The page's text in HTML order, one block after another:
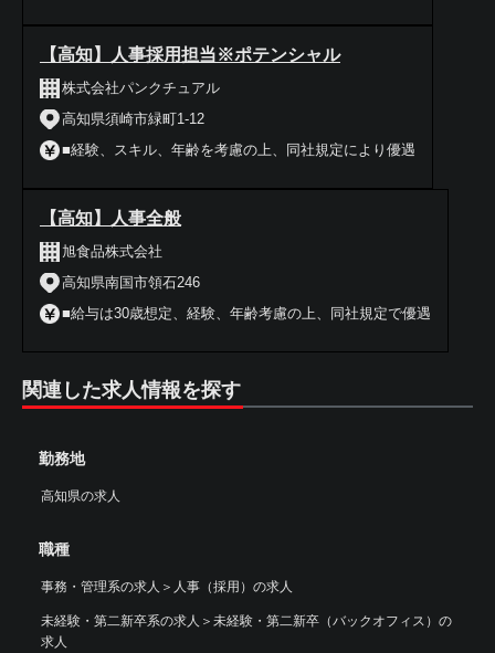
【高知】人事採用担当※ポテンシャル
株式会社パンクチュアル
高知県須崎市緑町1-12
■経験、スキル、年齢を考慮の上、同社規定により優遇
【高知】人事全般
旭食品株式会社
高知県南国市領石246
■給与は30歳想定、経験、年齢考慮の上、同社規定で優遇
関連した求人情報を探す
勤務地
高知県の求人
職種
事務・管理系の求人 ＞ 人事（採用）の求人
未経験・第二新卒系の求人 ＞ 未経験・第二新卒（バックオフィス）の
求人